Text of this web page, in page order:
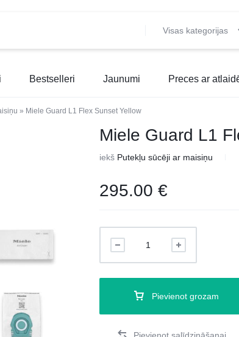
Visas kategorijas
Bestselleri Jaunumi Preces ar
» Miele Guard L1 Flex Sunset Yellow
Miele Guard L1
iekš Putekļu sūcēji ar maisiņu
295.00€
Pievienot grozam